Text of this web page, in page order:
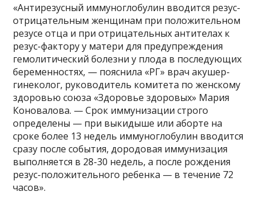
«Антирезусный иммуноглобулин вводится резус-
отрицательным женщинам при положительном
резусе отца и при отрицательных антителах к
резус-фактору у матери для предупреждения
гемолитический болезни у плода в последующих
беременностях, — пояснила «РГ» врач акушер-
гинеколог, руководитель комитета по женскому
здоровью союза «Здоровье здоровых» Мария
Коновалова. — Срок иммунизации строго
определены — при выкидыше или аборте на
сроке более 13 недель иммуноглобулин вводится
сразу после события, дородовая иммунизация
выполняется в 28-30 недель, а после рождения
резус-положительного ребенка — в течение 72
часов».